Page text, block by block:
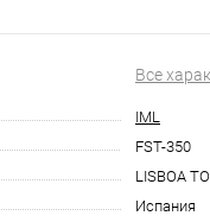
Все
IML
FST-350
LISBOA
Испания